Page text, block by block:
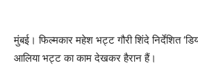
मुंबई। फिल्मकार महेश भट्ट गौरी शिंदे निर्देशित
आलिया भट्ट का काम देखकर हैरान हैं।